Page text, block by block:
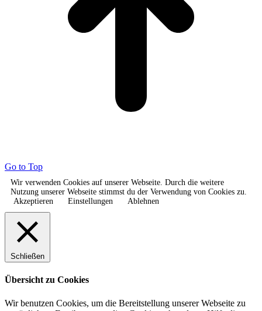
Go to Top
Wir verwenden Cookies auf unserer Webseite. Durch die weitere
Nutzung unserer Webseite stimmst du der Verwendung von Cookies zu.
Akzeptieren
Einstellungen Ablehnen
Schließen
Übersicht zu Cookies
Wir benutzen Cookies, um die Bereitstellung unserer Webseite zu